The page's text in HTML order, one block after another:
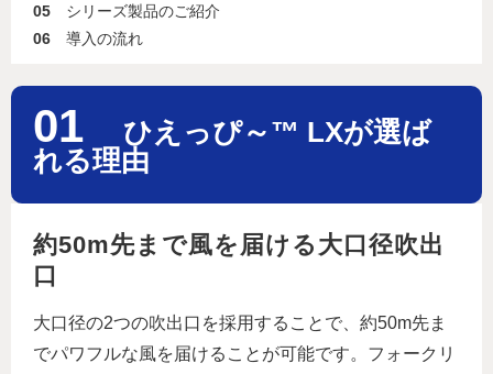
05 シリーズ製品のご紹介
06 導入の流れ
01
ひえっぴ～™ LXが選ば
れる理由
約50m先まで風を届ける大口径吹出
口
大口径の2つの吹出口を採用することで、約50m先ま
でパワフルな風を届けることが可能です。フォークリ